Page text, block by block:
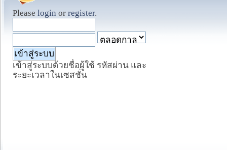
Please login or register.
เข้าสู่ระบบด้วยชื่อผู้ใช้ รหัสผ่าน และ
ระยะเวลาในเซสชั่น